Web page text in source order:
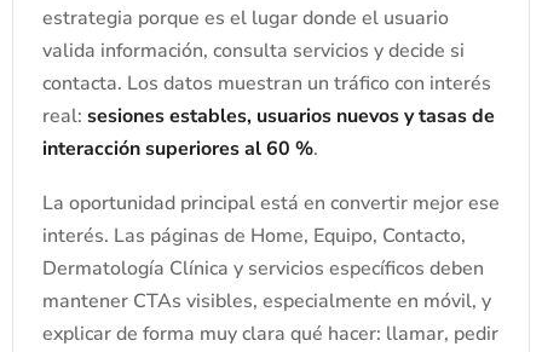
estrategia porque es el lugar donde el usuario
valida información, consulta servicios y decide si
contacta. Los datos muestran un tráfico con interés
real: sesiones estables, usuarios nuevos y tasas de
interacción superiores al 60 %.
La oportunidad principal está en convertir mejor ese
interés. Las páginas de Home, Equipo, Contacto,
Dermatología Clínica y servicios específicos deben
mantener CTAs visibles, especialmente en móvil, y
explicar de forma muy clara qué hacer: llamar, pedir